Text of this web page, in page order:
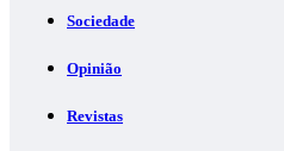
Sociedade
Opinião
Revistas